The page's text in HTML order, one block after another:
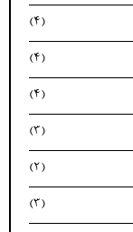
(4)
(4)
(4)
(3)
(2)
(3)